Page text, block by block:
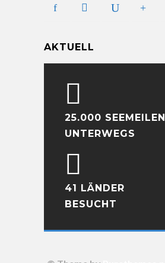
AKTUELL
25.000 SEEMEILEN
UNTERWEGS
41 LÄNDER
BESUCHT